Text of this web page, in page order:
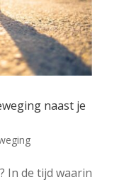
naast je
In de tijd waarin